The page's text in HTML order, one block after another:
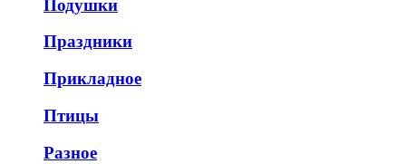
Подушки
Праздники
Прикладное
Птицы
Разное